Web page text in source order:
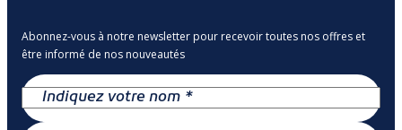
Abonnez-vous à notre newsletter pour recevoir toutes nos offres et
être informé de nos nouveautés